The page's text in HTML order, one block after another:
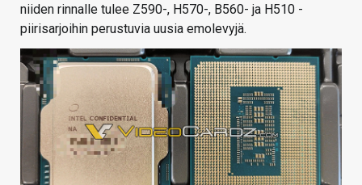
niiden rinnalle tulee Z590-, H570-, B560- ja H510 -
piirisarjoihin perustuvia uusia emolevyjä.